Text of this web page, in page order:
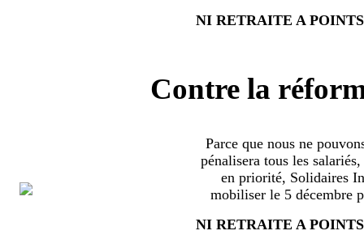
NI RETRAITE A
Contre la
Parce que nous ne
pénalisera tous les
en priorité, Solidaires
mobiliser le 5 décembre
NI RETRAITE A